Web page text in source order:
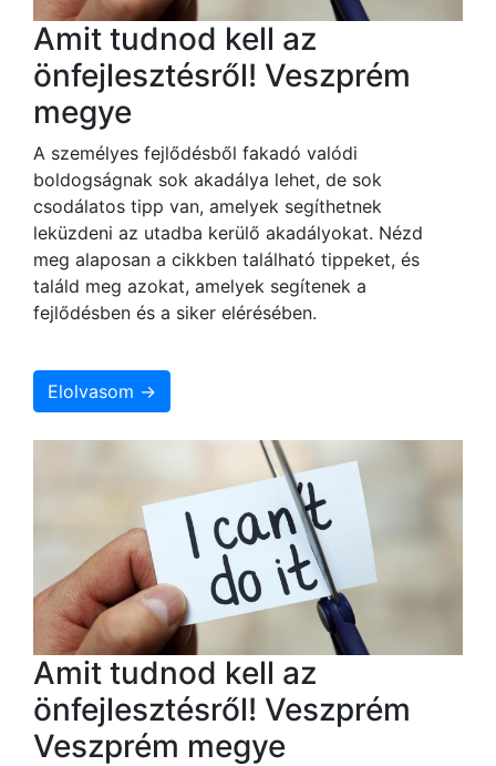
Amit tudnod kell az
önfejlesztésről! Veszprém
megye
A személyes fejlődésből fakadó valódi
boldogságnak sok akadálya lehet, de sok
csodálatos tipp van, amelyek segíthetnek
leküzdeni az utadba kerülő akadályokat. Nézd
meg alaposan a cikkben található tippeket, és
találd meg azokat, amelyek segítenek a
fejlődésben és a siker elérésében.
Elolvasom →
Amit tudnod kell az
önfejlesztésről! Veszprém
Veszprém megye